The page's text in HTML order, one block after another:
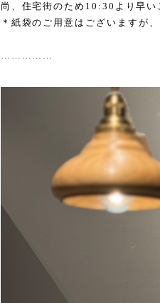
尚、住宅街のため 10:30 より早い
＊紙袋のご用意はございますが
……………